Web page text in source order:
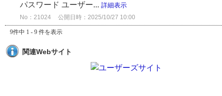
パスワード ユーザー... 詳細表示
No：21024 公開日時：2025/10/27 10:00
9件中 1 - 9 件を表示
関連Webサイト